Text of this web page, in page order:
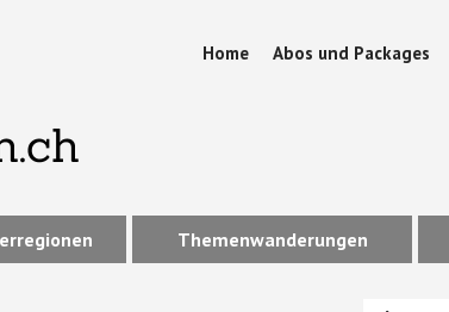
Home Abos und Packages
Themenwanderungen